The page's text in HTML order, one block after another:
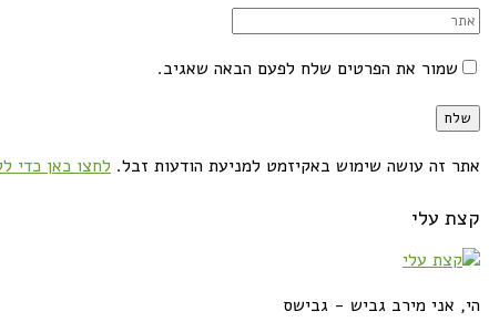
שמור את הפרטים שלח לפעם הבאה שאגיב.
אתר זה עושה שימוש באקיזמט למניעת הודעות זבל. לחצו כאן כדי
קצת עלי
הי, אני מירב גביש - גבישס